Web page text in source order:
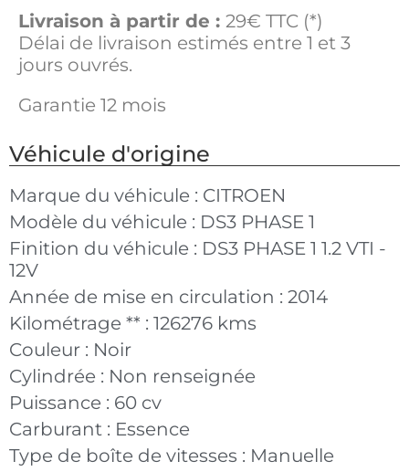
Livraison à partir de : 29€ TTC (*)
Délai de livraison estimés entre 1 et 3
jours ouvrés.
Garantie 12 mois
Véhicule d'origine
Marque du véhicule : CITROEN
Modèle du véhicule : DS3 PHASE 1
Finition du véhicule : DS3 PHASE 1 1.2 VTI -
12V
Année de mise en circulation : 2014
Kilométrage ** : 126276 kms
Couleur : Noir
Cylindrée : Non renseignée
Puissance : 60 cv
Carburant : Essence
Type de boîte de vitesses : Manuelle